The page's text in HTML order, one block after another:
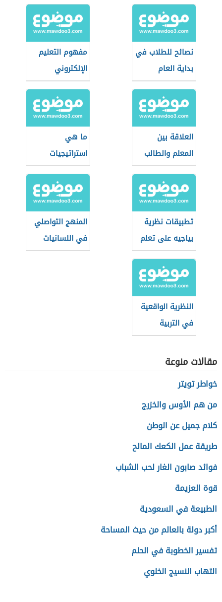
نصائح للطلاب في
بداية العام
الدراسي
مفهوم التعليم
الإلكتروني
العلاقة بين
المعلم والطالب
ما هي
استراتيجيات
التدريس
تطبيقات نظرية
بياجيه على تعلم
الحساب
المنهج التواصلي
في اللسانيات
التطبيقية
النظرية الواقعية
في التربية
مقالات منوعة
خواطر تويتر
من هم الأوس والخزرج
كلام جميل عن الوطن
طريقة عمل الكعك المالح
فوائد صابون الغار لحب الشباب
قوة العزيمة
الطبيعة في السعودية
أكبر دولة بالعالم من حيث المساحة
تفسير الخطوبة في الحلم
التهاب النسيج الخلوي